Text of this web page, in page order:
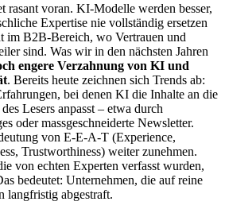
rasant voran. KI-Modelle werden besser,
Expertise nie vollständig ersetzen
im B2B-Bereich, wo Vertrauen und
sind. Was wir in den nächsten Jahren
engere Verzahnung von KI und
. Bereits heute zeichnen sich Trends ab:
bei denen KI die Inhalte an die
Lesers anpasst – etwa durch
oder massgeschneiderte Newsletter.
von E-E-A-T (Experience,
Trustworthiness) weiter zunehmen.
von echten Experten verfasst wurden,
bedeutet: Unternehmen, die auf reine
langfristig abgestraft.